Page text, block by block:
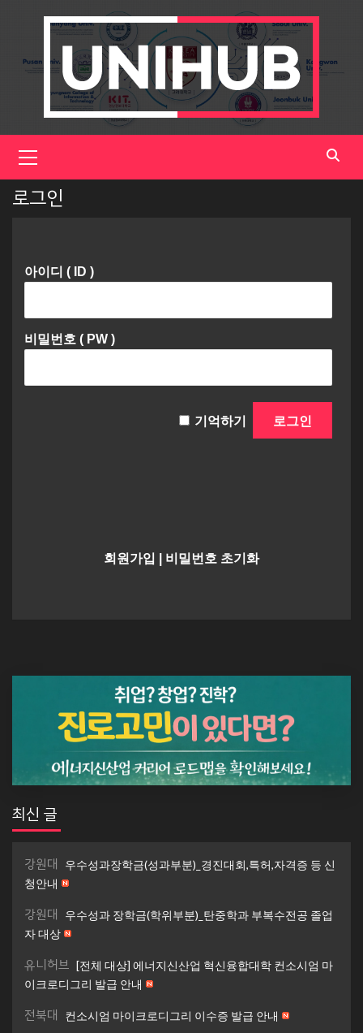
Menu
로그인
아이디 ( ID )
비밀번호 ( PW )
기억하기
회원가입 비밀번호 초기화
최신 글
강원대
우수성과장학금(성과부분)_경진대회,특허,자격증 등 신
청안내
강원대
우수성과 장학금(학위부분)_탄중학과 부복수전공 졸업
자 대상
유니허브 [전체 대상] 에너지신산업 혁신융합대학 컨소시엄 마
이크로디그리 발급 안내
전북대 컨소시엄 마이크로디그리 이수증 발급 안내